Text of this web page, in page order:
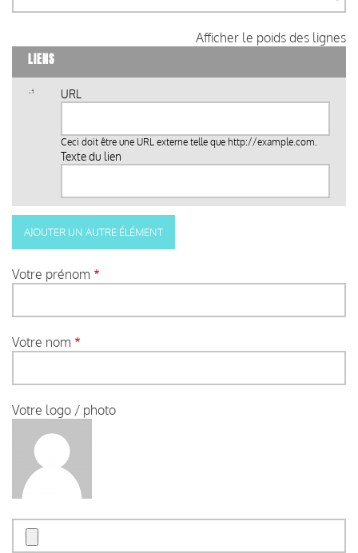
Afficher le poids des lignes
LIENS
URL
Ceci doit être une URL externe telle que http://example.com.
Texte du lien
Votre prénom
Votre nom
Votre logo / photo